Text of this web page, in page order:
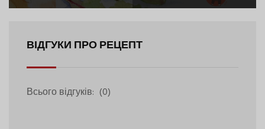
ВІДГУКИ ПРО РЕЦЕПТ
Всього відгуків: (0)